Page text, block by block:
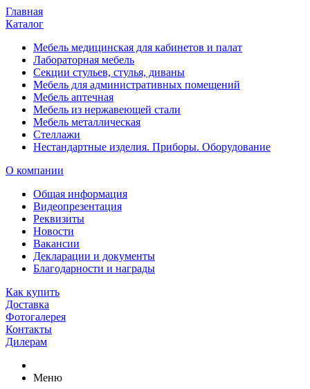
Главная
Каталог
Мебель медицинская для кабинетов и палат
Лабораторная мебель
Секции стульев, стулья, диваны
Мебель для административных помещений
Мебель аптечная
Мебель из нержавеющей стали
Мебель металлическая
Стеллажи
Нестандартные изделия. Приборы. Оборудование
О компании
Общая информация
Видеопрезентация
Реквизиты
Новости
Вакансии
Декларации и документы
Благодарности и награды
Как купить
Доставка
Фотогалерея
Контакты
Дилерам
Меню